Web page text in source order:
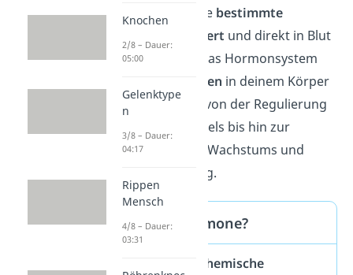
Aufgabe, indem sie bestimmte
Hormone produziert und direkt in Blut
abgibt. Damit ist das Hormonsystem
viele Funktionen in deinem Körper
verantwortlich — von der Regulierung
deines Stoffwechsels bis hin zur
Steuerung deines Wachstums und
deiner Entwicklung.
Was sind Hormone?
chemische
Knochen
2/8 – Dauer:
05:00
Gelenktype
n
3/8 – Dauer:
04:17
Rippen
Mensch
4/8 – Dauer:
03:31